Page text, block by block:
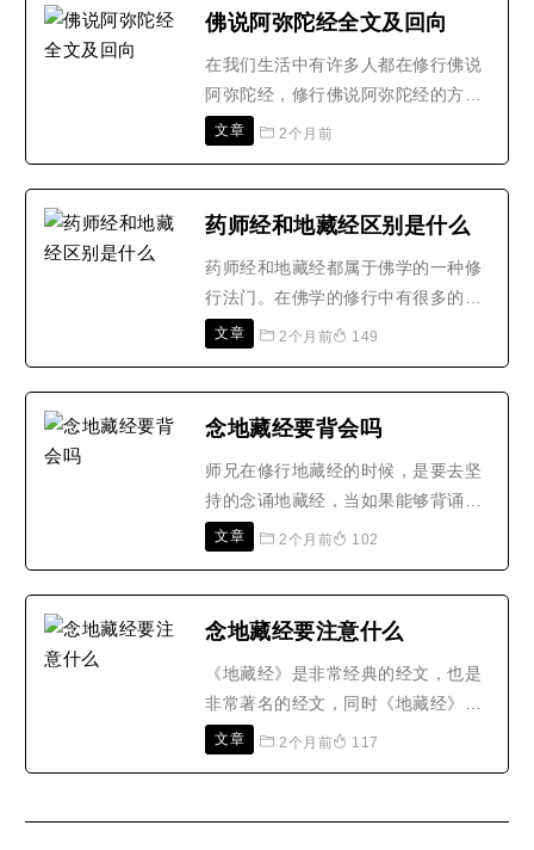
单人卧室。其实在诵地藏经时，除了
题，下面我们一起来看看吧!诵地藏经
的注意事项：1、诵经的时..
佛说阿弥陀经全文及回向
在我们生活中有许多人都在修行佛说
阿弥陀经，修行佛说阿弥陀经的方法
是有很多的，大多数还是比较喜欢诵
要有一个回向，而且回向这环节也是
说阿弥陀经全文及回向吧。佛说阿弥
陀经全文及回向：【香赞】..
文章 2个月前
药师经和地藏经区别是什么
药师经和地藏经都属于佛学的一种修
行法门。在佛学的修行中有很多的修
行法门，药师经和地藏经只是其中流
行法门都蕴含着无上的大道理、大智
述的是关于药师佛发下十二大愿，帮
助众生摆脱苦难，帮助众生..
文章 2个月前 149
念地藏经要背会吗
师兄在修行地藏经的时候，是要去坚
持的念诵地藏经，当如果能够背诵下
来也是非常好的，但也不是要强求大
诵都是可以的，而且在念诵的过程
项有什么。1、佛门讲究信、愿、行
的结合，因此诵地藏经时要对..
文章 2个月前 102
念地藏经要注意什么
《地藏经》是非常经典的经文，也是
非常著名的经文，同时《地藏经》还
是一切经文的基础，所以很多的人都
么。读诵《地藏经》的好处非常多，
文章 2个月前 117